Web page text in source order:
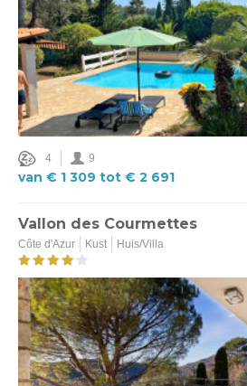
Ja (3)
Nee (1)
Ter plaatse laden mogelijk
Ja (3)
Nee (3)
4 9
van € 1 309 tot € 2 691
Vallon des Courmettes
Côte d'Azur Kust Huis/Villa